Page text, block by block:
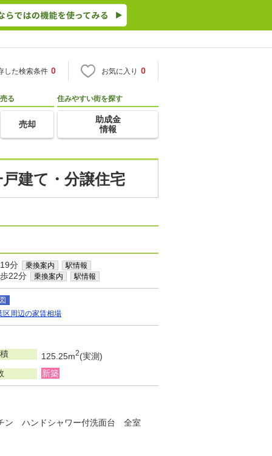
した検索条件 0 お気に入り 0
売る
売却
住みやすい街を探す
助成金
情報
建て・分譲住宅
分 乗換案内 駅情報
22分 乗換案内 駅情報
区周辺の家賃相場
125.25m2(実測)
新築
ン ハンドシャワー付洗面台 全室